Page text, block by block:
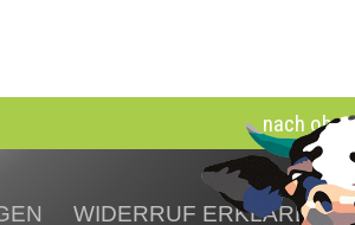
nach oben
WIDERRUF ERKLÄREN